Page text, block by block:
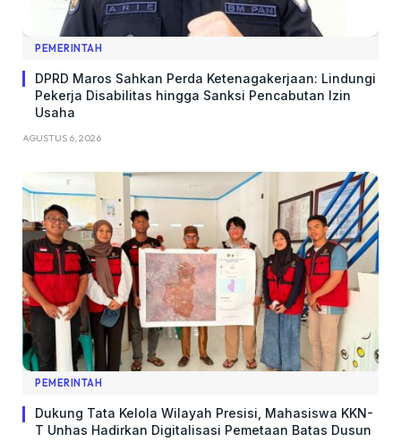
PEMERINTAH
DPRD Maros Sahkan Perda Ketenagakerjaan: Lindungi
Pekerja Disabilitas hingga Sanksi Pencabutan Izin
Usaha
AGUSTUS 6, 2026
PEMERINTAH
Dukung Tata Kelola Wilayah Presisi, Mahasiswa KKN-
T Unhas Hadirkan Digitalisasi Pemetaan Batas Dusun